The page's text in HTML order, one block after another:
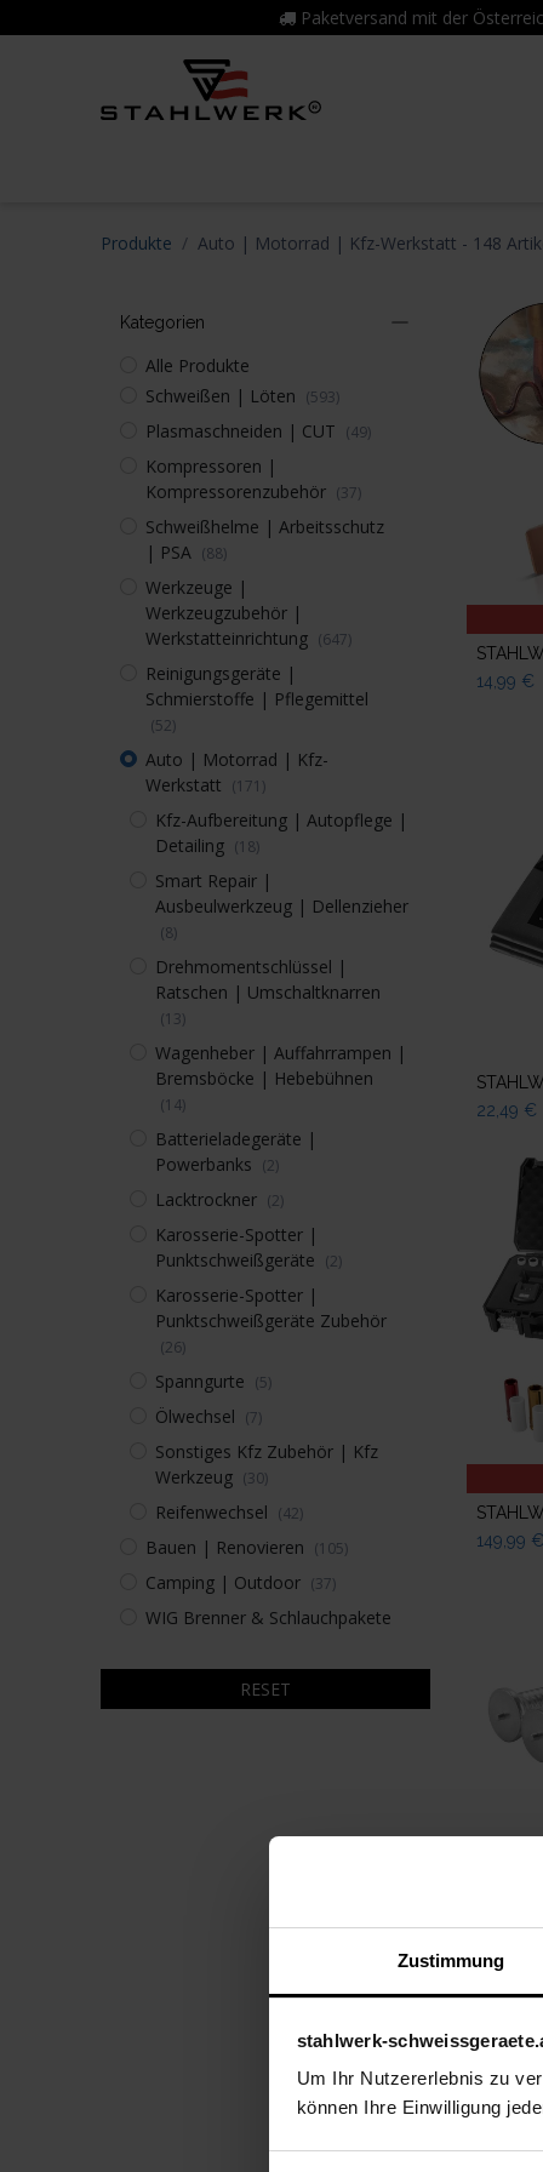
Zustimmung
stahlwerk-
Um Ihr Nutzererlebnis zu
können Ihre Einwilligung
Paketversand mit der
Produkte Auto | Motorrad | Kfz-Werkstatt - 148
Kategorien
Alle Produkte
Schweißen | Löten (593)
Plasmaschneiden | CUT (49)
Kompressoren |
Kompressorenzubehör (37)
Schweißhelme | Arbeitsschutz
| PSA (88)
Werkzeuge |
Werkzeugzubehör |
Werkstatteinrichtung (647)
Reinigungsgeräte |
Schmierstoffe | Pflegemittel
(52)
Auto | Motorrad | Kfz-
Werkstatt (171)
Kfz-Aufbereitung | Autopflege |
Detailing (18)
Smart Repair |
Ausbeulwerkzeug | Dellenzieher
(8)
Drehmomentschlüssel |
Ratschen | Umschaltknarren
(13)
Wagenheber | Auffahrrampen |
Bremsböcke | Hebebühnen
(14)
Batterieladegeräte |
Powerbanks (2)
Lacktrockner (2)
Karosserie-Spotter |
Punktschweißgeräte (2)
Karosserie-Spotter |
Punktschweißgeräte Zubehör
(26)
Spanngurte (5)
Ölwechsel (7)
Sonstiges Kfz Zubehör | Kfz
Werkzeug (30)
Reifenwechsel (42)
Bauen | Renovieren (105)
Camping | Outdoor (37)
WIG Brenner & Schlauchpakete
RESET
14,99 €
22,49 €
149,99 €
9,99